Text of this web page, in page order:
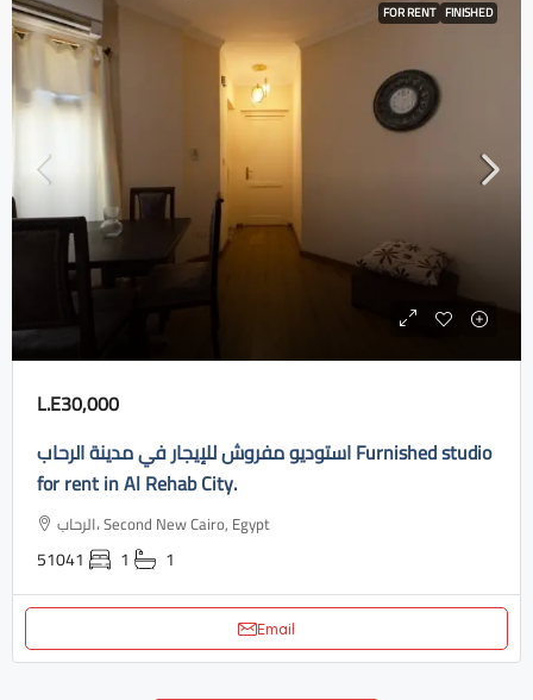
FOR RENT FINISHED
L.E30,000
استوديو مفروش للإيجار في مدينة الرحاب Furnished studio
for rent in Al Rehab City.
الرحاب، Second New Cairo, Egypt
51041 1 1
Email